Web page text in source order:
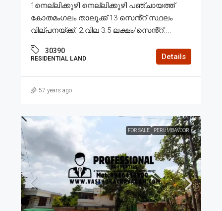
1നെല്ലിക്കുഴി നെല്ലിക്കുഴി പഞ്ചായത്ത്
കോതമംഗലം താലൂക്ക് 13 സെൻ്റ് സ്ഥലം
വില്പനയ്ക്ക്. 2.വില 3.5 ലക്ഷം/സെൻ്റ്....
30390
RESIDENTIAL LAND Details
57 years ago
FOR SALE PERUMBAVOOR